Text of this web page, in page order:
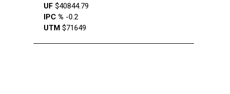
UF $40844.79
IPC % -0.2
UTM $71649